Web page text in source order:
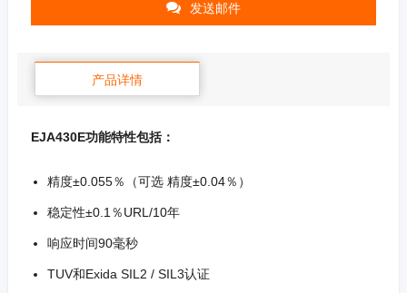
发送邮件
产品详情
EJA430E功能特性包括：
精度±0.055％（可选 精度±0.04％）
稳定性±0.1％URL/10年
响应时间90毫秒
TUV和Exida SIL2 / SIL3认证